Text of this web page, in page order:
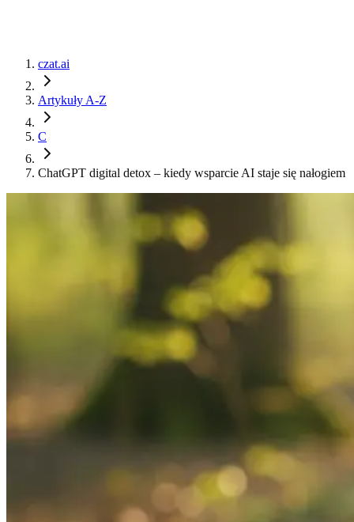
czat.ai
Artykuły A-Z
C
ChatGPT digital detox – kiedy wsparcie AI staje się nałogiem